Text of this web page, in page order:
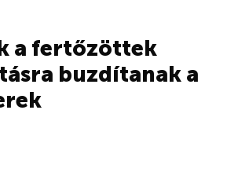
a fertőzöttek
buzdítanak a